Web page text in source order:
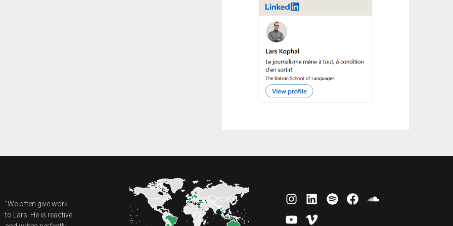
"We often give work
to Lars. He is reactive
Instagram
LinkedInSpotify
YouTube